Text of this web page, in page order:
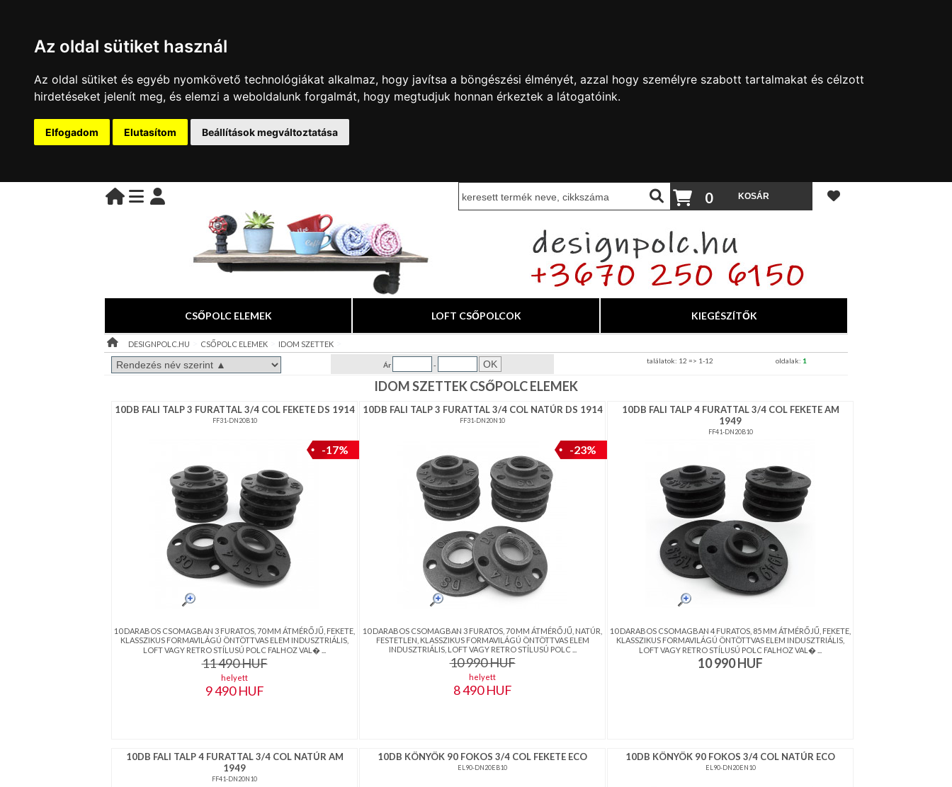
Az oldal sütiket használ
Az oldal sütiket és egyéb nyomkövető technológiákat alkalmaz, hogy javítsa a böngészési élményét, azzal hogy személyre szabott tartalmakat és célzott
hirdetéseket jelenít meg, és elemzi a weboldalunk forgalmát, hogy megtudjuk honnan érkeztek a látogatóink.
Elfogadom Elutasítom Beállítások megváltoztatása
BELÉPÉS
Kezdőoldal
belépés
regisztráció
0
CSŐPOLC ELEMEK LOFT CSŐPOLCOK KIEGÉSZÍTŐK
DESIGNPOLC.HU CSŐPOLC ELEMEK IDOM SZETTEK
Ár - oldalak: 1
találatok: 12 => 1-12
IDOM SZETTEK CSŐPOLC ELEMEK
10DB FALI TALP 3 FURATTAL 3/4 COL FEKETE DS 1914
FF31-DN20B10
-17%
10 DARABOS CSOMAGBAN 3 FURATOS, 70 MM ÁTMÉRŐJŰ, FEKETE,
KLASSZIKUS FORMAVILÁGÚ ÖNTÖTTVAS ELEM INDUSZTRIÁLIS,
LOFT VAGY RETRO STÍLUSÚ POLC FALHOZ VAL� ...
11 490HUF
helyett
9 490HUF
10DB FALI TALP 3 FURATTAL 3/4 COL NATÚR DS 1914
FF31-DN20N10
-23%
10 DARABOS CSOMAGBAN 3 FURATOS, 70 MM ÁTMÉRŐJŰ, NATÚR,
FESTETLEN, KLASSZIKUS FORMAVILÁGÚ ÖNTÖTTVAS ELEM
INDUSZTRIÁLIS, LOFT VAGY RETRO STÍLUSÚ POLC ...
10 990HUF
helyett
8 490HUF
10DB FALI TALP 4 FURATTAL 3/4 COL FEKETE AM
1949
FF41-DN20B10
10 DARABOS CSOMAGBAN 4 FURATOS, 85 MM ÁTMÉRŐJŰ, FEKETE,
KLASSZIKUS FORMAVILÁGÚ ÖNTÖTTVAS ELEM INDUSZTRIÁLIS,
LOFT VAGY RETRO STÍLUSÚ POLC FALHOZ VAL� ...
10 990HUF
10DB FALI TALP 4 FURATTAL 3/4 COL NATÚR AM
1949
FF41-DN20N10
10DB KÖNYÖK 90 FOKOS 3/4 COL FEKETE ECO
EL90-DN20EB10
10DB KÖNYÖK 90 FOKOS 3/4 COL NATÚR ECO
EL90-DN20EN10